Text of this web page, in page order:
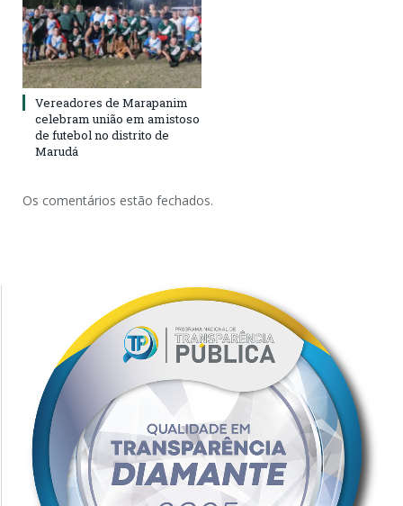
Vereadores de Marapanim
celebram união em amistoso
de futebol no distrito de
Marudá
Os comentários estão fechados.